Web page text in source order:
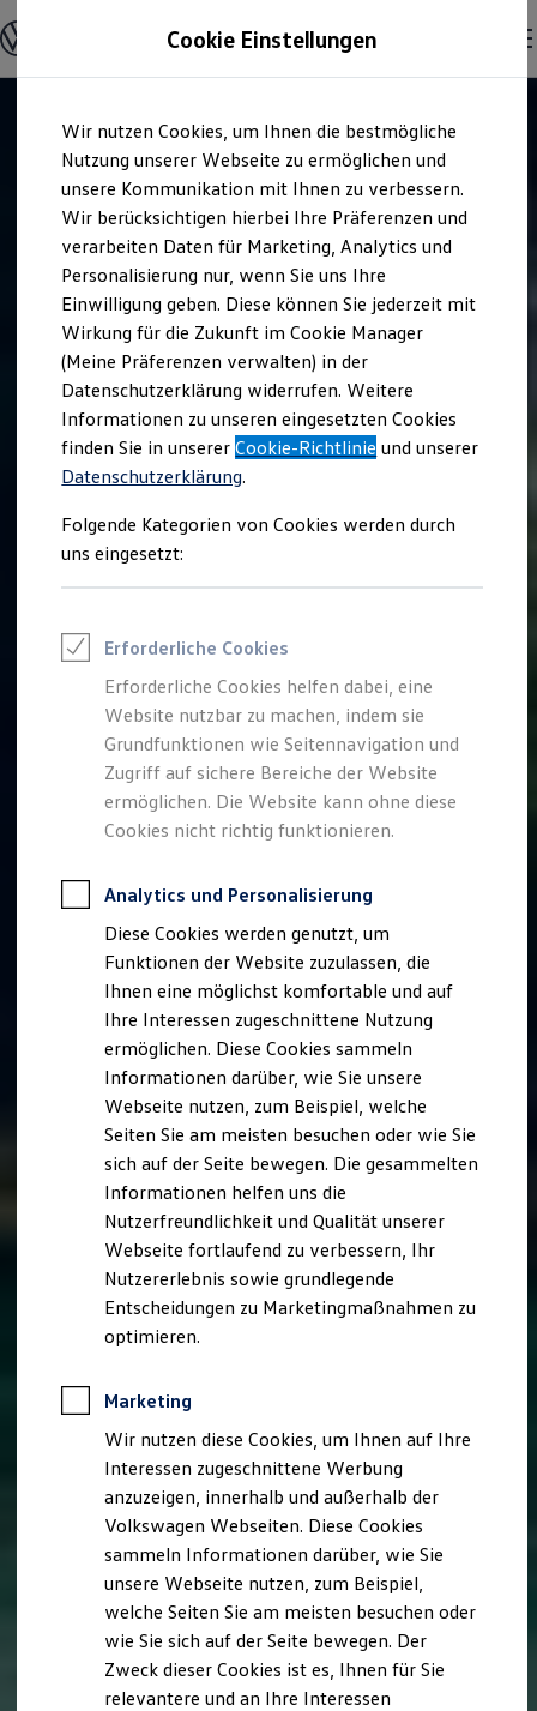
Hauptinhalt
springen
Footer
springen
Modelle & Konfigurator
Nutzfahrzeugkategorien entdecken
Modelle konfigurieren
Vorgängermodelle und Oldtimer
Vorgängermodelle
Oldtimer
Bulli Historie
Branchenlösungen & Gewerbekunden
Umbaulösungen und Hersteller finden
Auf- und Umbauten entdecken & konfigurieren
Groß- und Sonderkunden
Großkunden
Kommunen & Behörden
Journalisten
Sportvereine
Branchenlösungen
Bau & Handwerk
Gewerbliche Personenbeförderung
Service & mobile Werkstätten
Kurier, Logistik & Handel
Feuerwehr
Rettungsdienste
ONE Business ID Vorteile
Fahrzeugsuche & Marktplatz
Digitaler Marktplatz
Kauf & Finanzierung
Online-Fahrzeugbewertung
Aktionen & Angebote
E-Auto-Förderung
Für Privatkunden
Für Gewerbekunden
Profi Paket
TopDeal
Zertifizierte Gebrauchtwagen
Für Privatkunden
Für Gewerbekunden
Leasing
Für Privatkunden
Für Gewerbekunden
Versicherungen & Garantien
Garantien
Kfz-Versicherung für Nutzfahrzeuge
Restschuldversicherung
Wartungsverträge
Besitzer & Service
Reparatur & Service
Sommer-Special
Reparatur, Pflege & Inspektion
Servicetermin anfragen
Service-Vorteile bei Volkswagen Nutzfahrzeuge
ServicePlus
Economy Service
Räder & Reifen Service
Ersatzfahrzeuge
Software, Konnektivität & Apps
California App
VW Connect für Ihren ID. Buzz
VW Connect für Ihren Transporter/Caravelle
VW Connect für Ihren Amarok
VW Connect für andere Modelle
Connect Pro
Fleet Interface Data
Multistop Pathfinder
Übersicht Software Updates
Hilfreiches für Besitzer
Fahrerassistenz- und Sicherheitssysteme
Kontrollleuchten
Kurzfahrprofile und Ölverdünnung
Cookie Einstellungen
Wir nutzen Cookies, um Ihnen die bestmögliche
Nutzung unserer Webseite zu ermöglichen und
unsere Kommunikation mit Ihnen zu verbessern.
Wir berücksichtigen hierbei Ihre Präferenzen und
verarbeiten Daten für Marketing, Analytics und
Personalisierung nur, wenn Sie uns Ihre
Einwilligung geben. Diese können Sie jederzeit mit
Wirkung für die Zukunft im Cookie Manager
(Meine Präferenzen verwalten) in der
Datenschutzerklärung widerrufen. Weitere
Informationen zu unseren eingesetzten Cookies
finden Sie in unsererCookie-Richtlinie und unserer
Datenschutzerklärung.
Folgende Kategorien von Cookies werden durch
uns eingesetzt:
Erforderliche Cookies
Erforderliche Cookies helfen dabei, eine
Website nutzbar zu machen, indem sie
Grundfunktionen wie Seitennavigation und
Zugriff auf sichere Bereiche der Website
ermöglichen. Die Website kann ohne diese
Cookies nicht richtig funktionieren.
Analytics und Personalisierung
Diese Cookies werden genutzt, um
Funktionen der Website zuzulassen, die
Ihnen eine möglichst komfortable und auf
Ihre Interessen zugeschnittene Nutzung
ermöglichen. Diese Cookies sammeln
Informationen darüber, wie Sie unsere
Webseite nutzen, zum Beispiel, welche
Seiten Sie am meisten besuchen oder wie Sie
sich auf der Seite bewegen. Die gesammelten
Informationen helfen uns die
Nutzerfreundlichkeit und Qualität unserer
Webseite fortlaufend zu verbessern, Ihr
Nutzererlebnis sowie grundlegende
Entscheidungen zu Marketingmaßnahmen zu
optimieren.
Marketing
Wir nutzen diese Cookies, um Ihnen auf Ihre
Interessen zugeschnittene Werbung
anzuzeigen, innerhalb und außerhalb der
Volkswagen Webseiten. Diese Cookies
sammeln Informationen darüber, wie Sie
unsere Webseite nutzen, zum Beispiel,
welche Seiten Sie am meisten besuchen oder
wie Sie sich auf der Seite bewegen. Der
Zweck dieser Cookies ist es, Ihnen für Sie
relevantere und an Ihre Interessen